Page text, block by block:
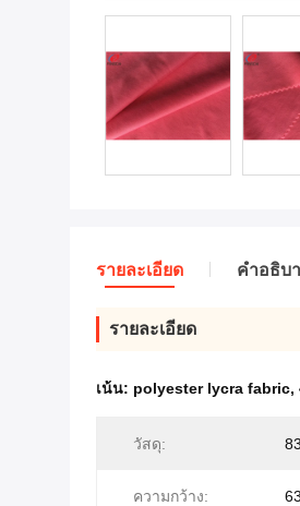
รายละเอียด คําอธิบ
รายละเอียด
เน้น: polyester lycra fabric,
วัสดุ:
ความกว้าง: